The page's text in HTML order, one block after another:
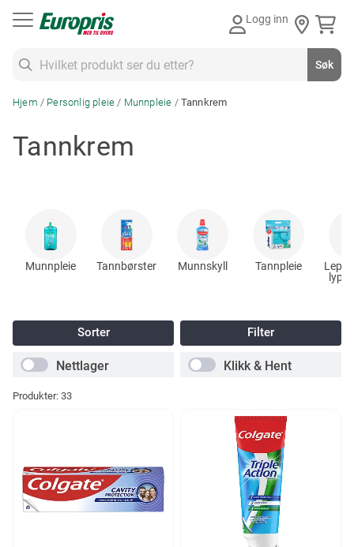
Logg inn
Søk
Hjem Personlig pleie Munnpleie Tannkrem
Tannkrem
Munnpleie Tannbørster Munnskyll Tannpleie
Nettlager Klikk & Hent
Produkter: 33
Filter
Sorter